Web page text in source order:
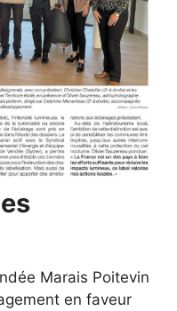
Marais Poitevin
en faveur